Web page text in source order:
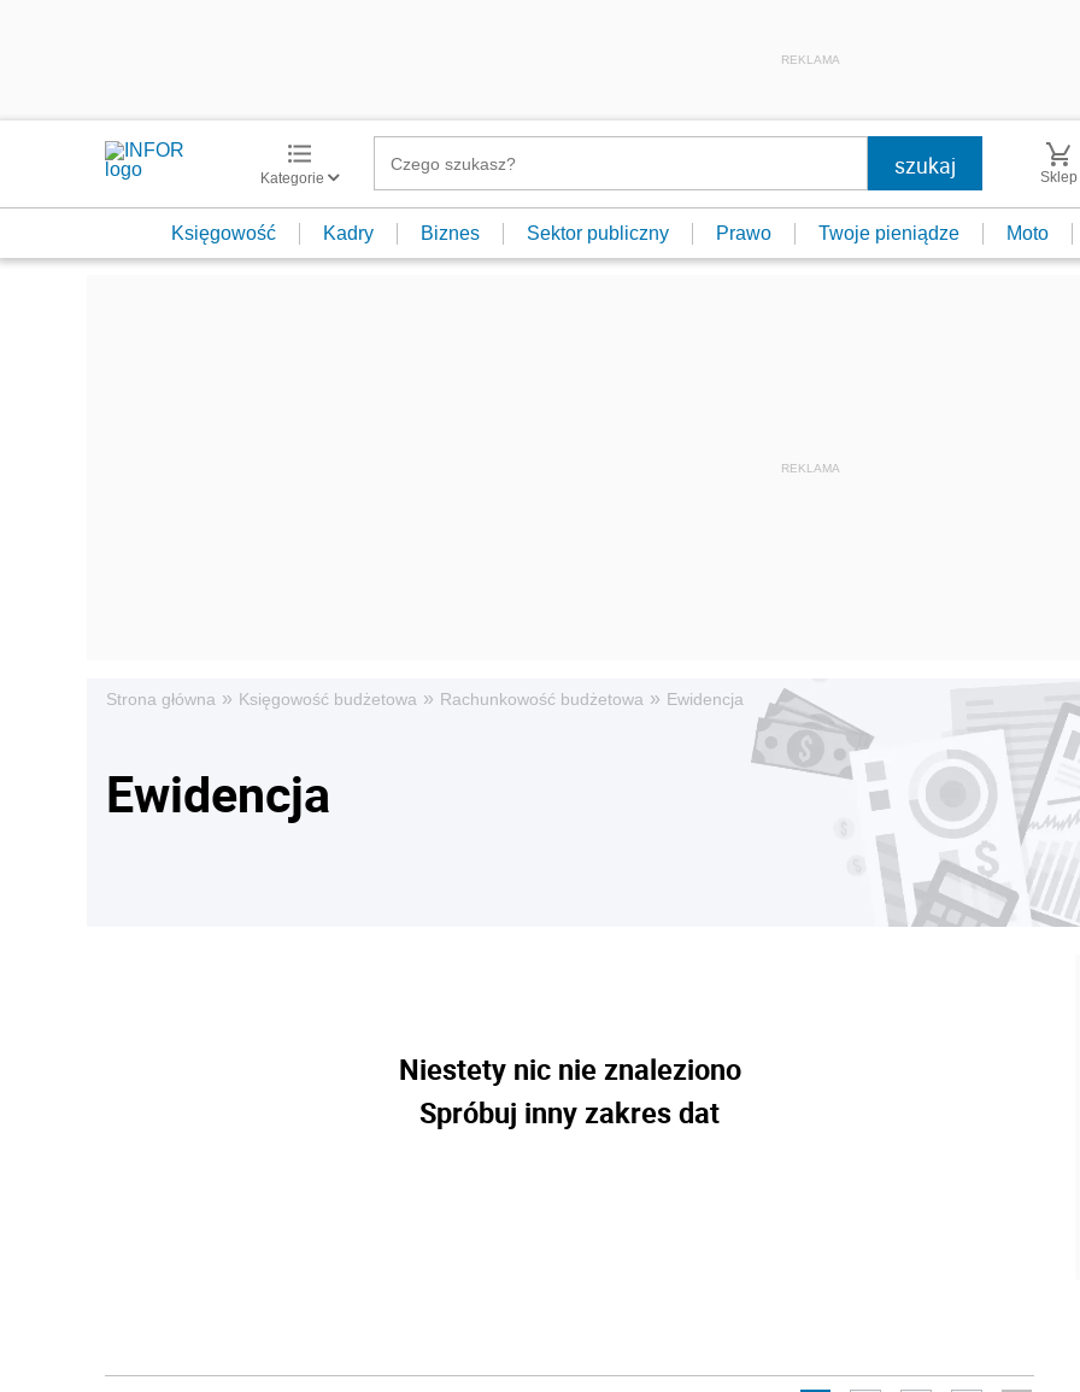
REKLAMA
Kategorie Sklep
Księgowość Kadry Biznes Sektor publiczny Prawo Twoje pieniądze Moto
Strona główna » Księgowość budżetowa » Rachunkowość budżetowa » Ewidencja
Ewidencja
Niestety nic nie znaleziono
Spróbuj inny zakres dat